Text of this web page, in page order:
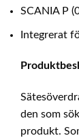
-9.2016)
seats)
SCANIA P
Integrerat
den som
produkt.